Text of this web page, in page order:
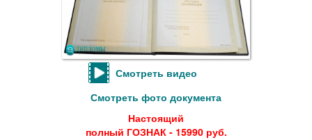
Смотреть видео
Смотреть фото документа
Настоящий
полный ГОЗНАК - 15990 руб.